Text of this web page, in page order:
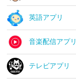
英語アプリ
音楽配信アプリ
テレビアプリ